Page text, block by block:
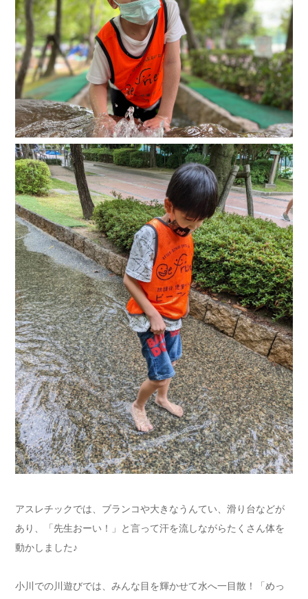
アスレチックでは、ブランコや大きなうんてい、滑り台などが
あり、「先生おーい！」と言って汗を流しながらたくさん体を
動かしました♪
小川での川遊びでは、みんな目を輝かせて水へ一目散！「めっ